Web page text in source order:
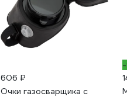
606 ₽
Очки газосварщика с